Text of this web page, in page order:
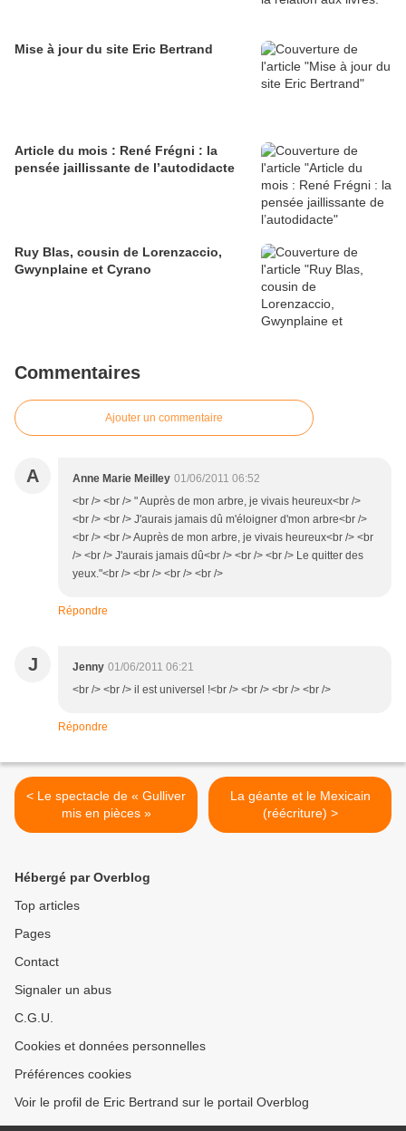
Mise à jour du site Eric Bertrand
Article du mois : René Frégni : la
pensée jaillissante de l’autodidacte
Ruy Blas, cousin de Lorenzaccio,
Gwynplaine et Cyrano
Commentaires
Ajouter un commentaire
A Anne Marie Meilley 01/06/2011 06:52
<br /> <br /> " Auprès de mon arbre, je vivais heureux<br />
<br /> <br /> J'aurais jamais dû m'éloigner d'mon arbre<br />
<br /> <br /> Auprès de mon arbre, je vivais heureux<br /> <br
/> <br /> J'aurais jamais dû<br /> <br /> <br /> Le quitter des
yeux."<br /> <br /> <br /> <br />
Répondre
J Jenny 01/06/2011 06:21
<br /> <br /> il est universel !<br /> <br /> <br /> <br />
Répondre
< Le spectacle de « Gulliver
mis en pièces »
La géante et le Mexicain
(réécriture) >
Hébergé par Overblog
Top articles
Pages
Contact
Signaler un abus
C.G.U.
Cookies et données personnelles
Préférences cookies
Voir le profil de Eric Bertrand sur le portail Overblog